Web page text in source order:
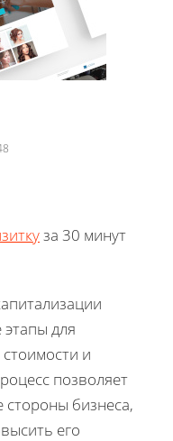
за 30 минут
для
и
позволяет
бизнеса,
его